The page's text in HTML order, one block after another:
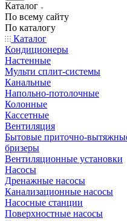
Каталог
По всему сайту
По каталогу
Каталог
Кондиционеры
Настенные
Мульти сплит-системы
Канальные
Напольно-потолочные
Колонные
Кассетные
Вентиляция
Бытовые приточно-
бризеры
Вентиляционные установки
Насосы
Дренажные насосы
Канализационные насосы
Насосные станции
Поверхностные насосы